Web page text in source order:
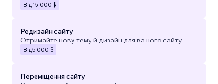
Від 15 000 $
Редизайн сайту
Отримайте нову тему й дизайн для вашого сайту.
Від5 000 $
Переміщення сайту